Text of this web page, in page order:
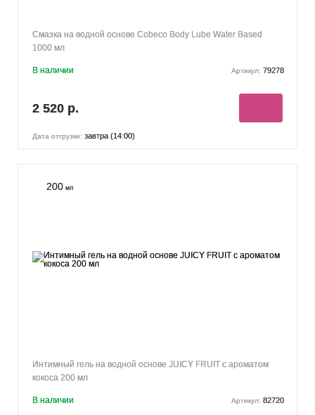
Смазка на водной основе Cobeco Body Lube Water Based
1000 мл
В наличии Артикул: 79278
2 520 р.
Дата отгрузки: завтра (14:00)
200 мл
Интимный гель на водной основе JUICY FRUIT с ароматом
кокоса 200 мл
В наличии Артикул: 82720